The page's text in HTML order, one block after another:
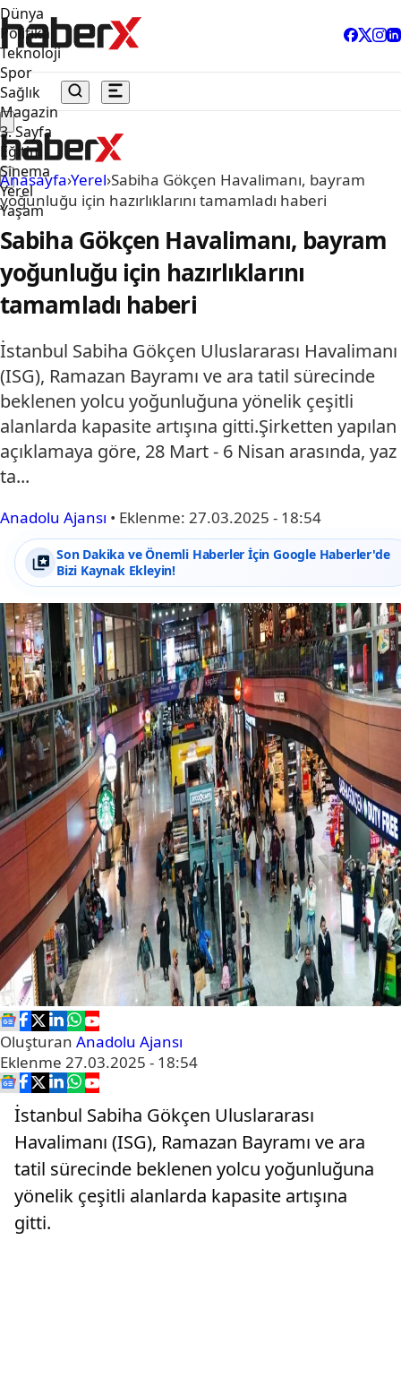
Dünya
Politika
Teknoloji
Spor
Sağlık
Magazin
3. Sayfa
Eğitim
Sinema
Yerel
Yaşam
Anasayfa›Yerel›Sabiha Gökçen Havalimanı, bayram
yoğunluğu için hazırlıklarını tamamladı haberi
Sabiha Gökçen Havalimanı, bayram
yoğunluğu için hazırlıklarını
tamamladı haberi
İstanbul Sabiha Gökçen Uluslararası Havalimanı
(ISG), Ramazan Bayramı ve ara tatil sürecinde
beklenen yolcu yoğunluğuna yönelik çeşitli
alanlarda kapasite artışına gitti.Şirketten yapılan
açıklamaya göre, 28 Mart - 6 Nisan arasında, yaz
ta...
Anadolu Ajansı • Eklenme: 27.03.2025 - 18:54
Son Dakika ve Önemli Haberler İçin Google Haberler'de
Bizi Kaynak Ekleyin!
Oluşturan Anadolu Ajansı
Eklenme 27.03.2025 - 18:54
İstanbul Sabiha Gökçen Uluslararası
Havalimanı (ISG), Ramazan Bayramı ve ara
tatil sürecinde beklenen yolcu yoğunluğuna
yönelik çeşitli alanlarda kapasite artışına
gitti.